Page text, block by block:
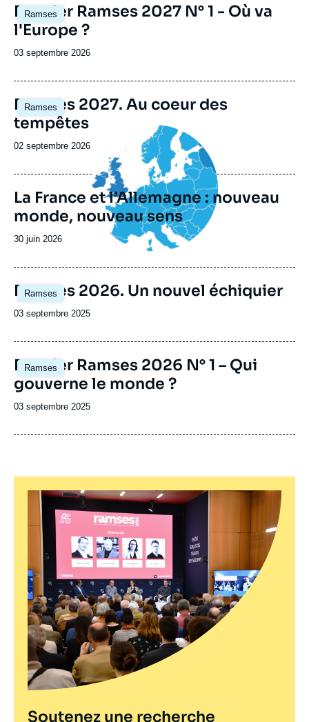
Ramses
Image
principale
Dossier Ramses 2027 N° 1 - Où va
l'Europe ?
Date
publication
03 septembre 2026
Ramses
Image
principale
Ramses 2027. Au coeur des
tempêtes
Date
publication
02 septembre 2026
La France et l’Allemagne : nouveau
monde, nouveau sens
Date
publication
30 juin 2026
Ramses
Image
principale
Ramses 2026. Un nouvel échiquier
Date
publication
03 septembre 2025
Ramses
Image
principale
Dossier Ramses 2026 N° 1 – Qui
gouverne le monde ?
Date
publication
03 septembre 2025
Soutenez une recherche